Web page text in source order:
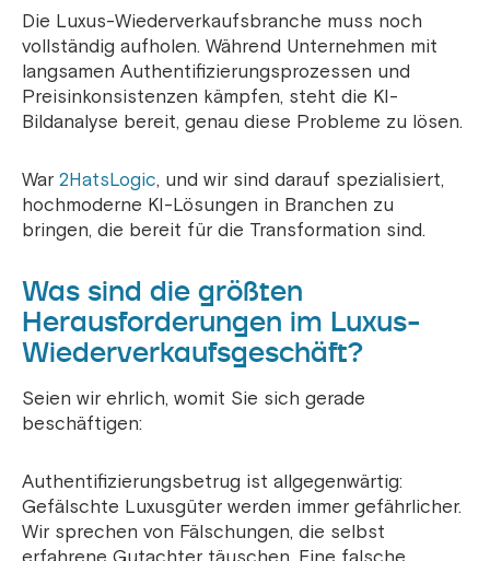
Die Luxus-Wiederverkaufsbranche muss noch
vollständig aufholen. Während Unternehmen mit
langsamen Authentifizierungsprozessen und
Preisinkonsistenzen kämpfen, steht die KI-
Bildanalyse bereit, genau diese Probleme zu lösen.
War 2HatsLogic, und wir sind darauf spezialisiert,
hochmoderne KI-Lösungen in Branchen zu
bringen, die bereit für die Transformation sind.
Was sind die größten
Herausforderungen im Luxus-
Wiederverkaufsgeschäft?
Seien wir ehrlich, womit Sie sich gerade
beschäftigen:
Authentifizierungsbetrug ist allgegenwärtig:
Gefälschte Luxusgüter werden immer gefährlicher.
Wir sprechen von Fälschungen, die selbst